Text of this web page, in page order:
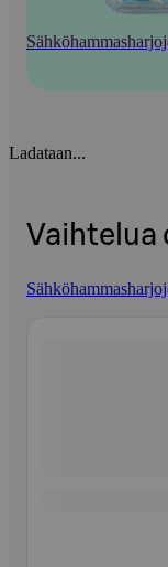
Ladataan...
Vaihtelua